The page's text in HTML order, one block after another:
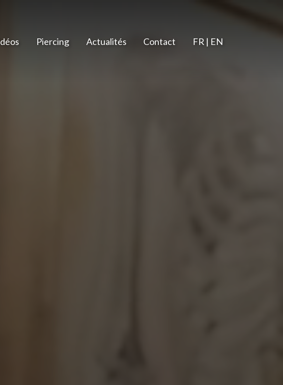
Piercing Actualités Contact FR | EN